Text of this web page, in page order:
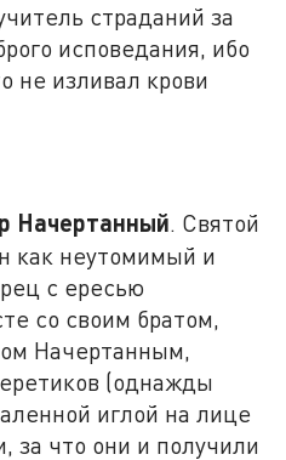
страданий за
исповедания, ибо
не изливал крови
Начертанный. Святой
как неутомимый и
с ересью
со своим братом,
Начертанным,
(однажды
иглой на лице
за что они и получили